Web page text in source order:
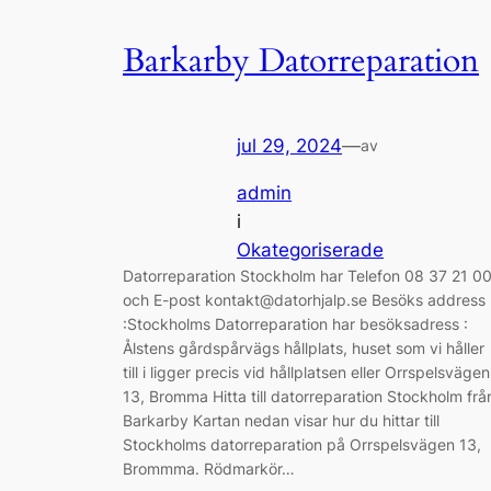
Barkarby Datorreparation
jul 29, 2024—av
admin
i
Okategoriserade
Datorreparation Stockholm har Telefon 08 37 21 00
och E-post kontakt@datorhjalp.se Besöks address
:Stockholms Datorreparation har besöksadress :
Ålstens gårdspårvägs hållplats, huset som vi håller
till i ligger precis vid hållplatsen eller Orrspelsvägen
13, Bromma Hitta till datorreparation Stockholm
Barkarby Kartan nedan visar hur du hittar till
Stockholms datorreparation på Orrspelsvägen 13,
Brommma. Rödmarkör…